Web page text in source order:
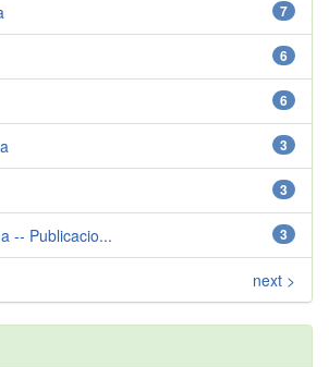
7
6
6
3
3
3
-- Publicacio...
next >